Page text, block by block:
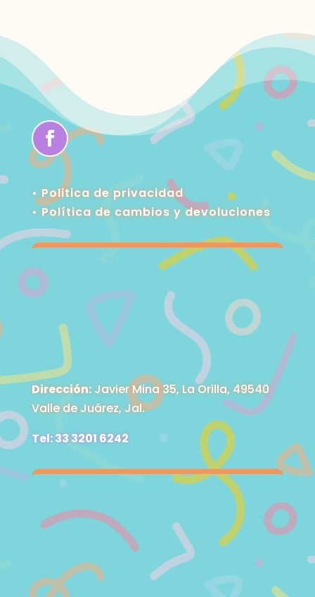
• Politica de privacidad
•Política de cambios y devoluciones
Dirección:Javier Mina 35, La Orilla, 49540
Valle de Juárez, Jal.
Tel: 33 3201 6242